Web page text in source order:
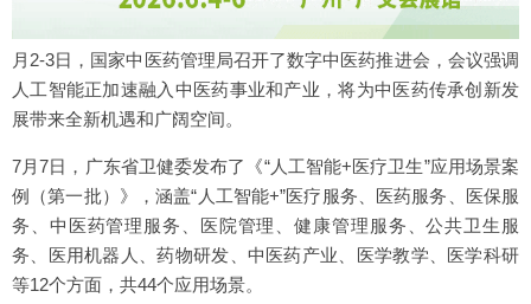
月2-3日，国家中医药管理局召开了数字中医药推进会，会议强调
人工智能正加速融入中医药事业和产业，将为中医药传承创新发
展带来全新机遇和广阔空间。
7月7日，广东省卫健委发布了《“人工智能+医疗卫生”应用场景案
例（第一批）》，涵盖“人工智能+”医疗服务、医药服务、医保服
务、中医药管理服务、医院管理、健康管理服务、公共卫生服
务、医用机器人、药物研发、中医药产业、医学教学、医学科研
等12个方面，共44个应用场景。